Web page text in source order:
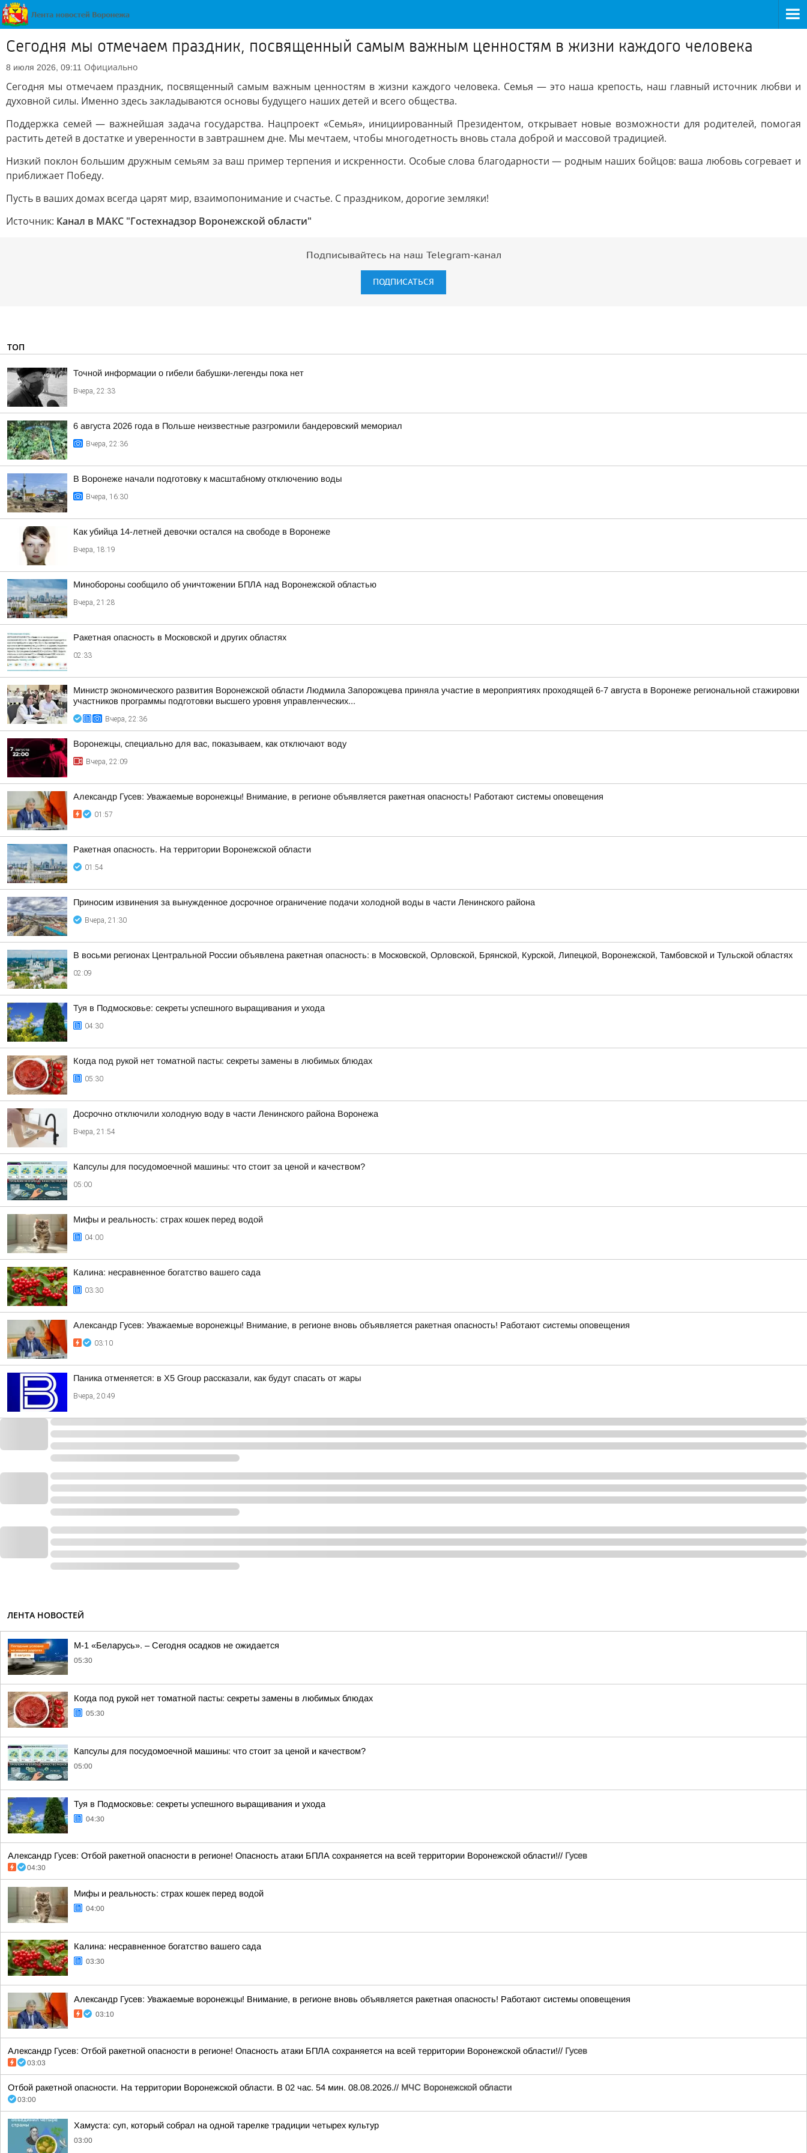
Сегодня мы отмечаем праздник, посвященный самым важным ценностям в жизни каждого человека
8 июля 2026, 09:11 Официально
Сегодня мы отмечаем праздник, посвященный самым важным ценностям в жизни каждого человека. Семья — это наша крепость, наш главный источник любви и
духовной силы. Именно здесь закладываются основы будущего наших детей и всего общества.
Поддержка семей — важнейшая задача государства. Нацпроект «Семья», инициированный Президентом, открывает новые возможности для родителей, помогая
растить детей в достатке и уверенности в завтрашнем дне. Мы мечтаем, чтобы многодетность вновь стала доброй и массовой традицией.
Низкий поклон большим дружным семьям за ваш пример терпения и искренности. Особые слова благодарности — родным наших бойцов: ваша любовь согревает и
приближает Победу.
Пусть в ваших домах всегда царят мир, взаимопонимание и счастье. С праздником, дорогие земляки!
Источник: Канал в МАКС "Гостехнадзор Воронежской области"
Подписывайтесь на наш Telegram-канал
ПОДПИСАТЬСЯ
ТОП
Точной информации о гибели бабушки-легенды пока нет
Вчера, 22:33
6 августа 2026 года в Польше неизвестные разгромили бандеровский мемориал
Вчера, 22:36
В Воронеже начали подготовку к масштабному отключению воды
Вчера, 16:30
Как убийца 14-летней девочки остался на свободе в Воронеже
Вчера, 18:19
Минобороны сообщило об уничтожении БПЛА над Воронежской областью
Вчера, 21:28
Ракетная опасность в Московской и других областях
02:33
Министр экономического развития Воронежской области Людмила Запорожцева приняла участие в мероприятиях проходящей 6-7 августа в Воронеже региональной стажировки
участников программы подготовки высшего уровня управленческих...
Вчера, 22:36
Воронежцы, специально для вас, показываем, как отключают воду
Вчера, 22:09
Александр Гусев: Уважаемые воронежцы! Внимание, в регионе объявляется ракетная опасность! Работают системы оповещения
01:57
Ракетная опасность. На территории Воронежской области
01:54
Приносим извинения за вынужденное досрочное ограничение подачи холодной воды в части Ленинского района
Вчера, 21:30
В восьми регионах Центральной России объявлена ракетная опасность: в Московской, Орловской, Брянской, Курской, Липецкой, Воронежской, Тамбовской и Тульской областях
02:09
Туя в Подмосковье: секреты успешного выращивания и ухода
04:30
Когда под рукой нет томатной пасты: секреты замены в любимых блюдах
05:30
Досрочно отключили холодную воду в части Ленинского района Воронежа
Вчера, 21:54
Капсулы для посудомоечной машины: что стоит за ценой и качеством?
05:00
Мифы и реальность: страх кошек перед водой
04:00
Калина: несравненное богатство вашего сада
03:30
Александр Гусев: Уважаемые воронежцы! Внимание, в регионе вновь объявляется ракетная опасность! Работают системы оповещения
03:10
Паника отменяется: в X5 Group рассказали, как будут спасать от жары
Вчера, 20:49
ЛЕНТА НОВОСТЕЙ
М-1 «Беларусь». – Сегодня осадков не ожидается
05:30
Когда под рукой нет томатной пасты: секреты замены в любимых блюдах
05:30
Капсулы для посудомоечной машины: что стоит за ценой и качеством?
05:00
Туя в Подмосковье: секреты успешного выращивания и ухода
04:30
Александр Гусев: Отбой ракетной опасности в регионе! Опасность атаки БПЛА сохраняется на всей территории Воронежской области!// Гусев
04:30
Мифы и реальность: страх кошек перед водой
04:00
Калина: несравненное богатство вашего сада
03:30
Александр Гусев: Уважаемые воронежцы! Внимание, в регионе вновь объявляется ракетная опасность! Работают системы оповещения
03:10
Александр Гусев: Отбой ракетной опасности в регионе! Опасность атаки БПЛА сохраняется на всей территории Воронежской области!// Гусев
03:03
Отбой ракетной опасности. На территории Воронежской области. В 02 час. 54 мин. 08.08.2026.// МЧС Воронежской области
03:00
Хамуста: суп, который собрал на одной тарелке традиции четырех культур
03:00